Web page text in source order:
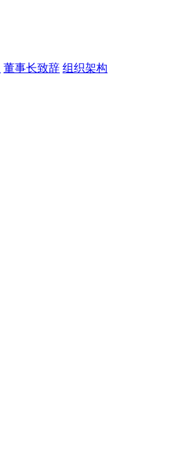
董事长致辞 组织架构